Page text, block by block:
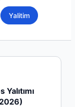
Yalitim
Yalıtımı